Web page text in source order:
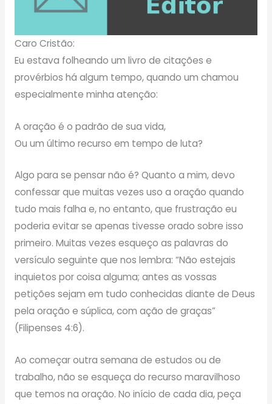
Caro Cristão:
Eu estava folheando um livro de citações e
provérbios há algum tempo, quando um chamou
especialmente minha atenção:
A oração é o padrão de sua vida,
Ou um último recurso em tempo de luta?
Algo para se pensar não é? Quanto a mim, devo
confessar que muitas vezes uso a oração quando
tudo mais falha e, no entanto, que frustração eu
poderia evitar se apenas tivesse orado sobre isso
primeiro. Muitas vezes esqueço as palavras do
versículo seguinte que nos lembra: “Não estejais
inquietos por coisa alguma; antes as vossas
petições sejam em tudo conhecidas diante de Deus
pela oração e súplica, com ação de graças”
(Filipenses 4:6).
Ao começar outra semana de estudos ou de
trabalho, não se esqueça do recurso maravilhoso
que temos na oração. No início de cada dia, peça